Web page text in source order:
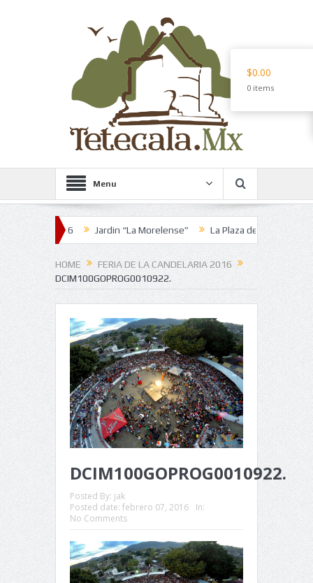
Menu
2016 Jardin “La Morelense” La Plaza de los Martes
HOME
FERIA DE LA CANDELARIA 2016
DCIM100GOPROG0010922.
DCIM100GOPROG0010922.
Posted By: jak
Posted date: febrero 07, 2016
In:
No Comments
$0.00
0 items